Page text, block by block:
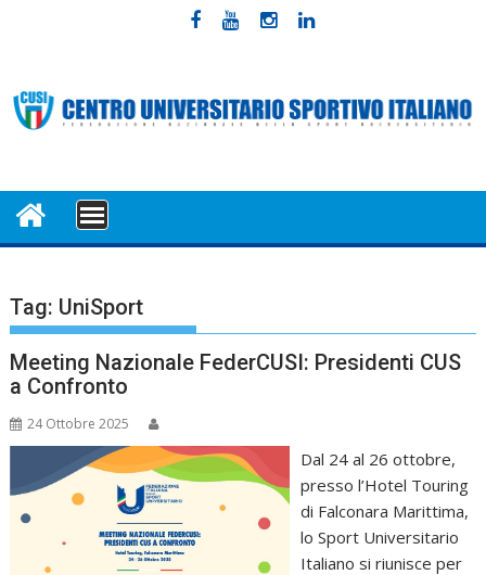
MENU
Tag: UniSport
Meeting Nazionale FederCUSI: Presidenti CUS
a Confronto
24 Ottobre 2025
Dal 24 al 26 ottobre,
presso l’Hotel Touring
di Falconara Marittima,
lo Sport Universitario
Italiano si riunisce per